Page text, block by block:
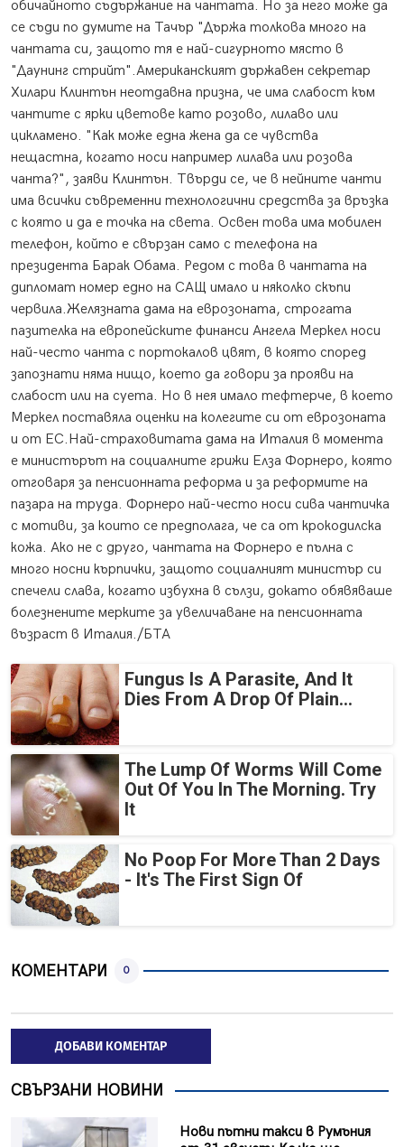
обичайното съдържание на чантата. Но за него може да
се съди по думите на Тачър "Държа толкова много на
чантата си, защото тя е най-сигурното място в
"Даунинг стрийт".Американският държавен секретар
Хилари Клинтън неотдавна призна, че има слабост към
чантите с ярки цветове като розово, лилаво или
цикламено. "Как може една жена да се чувства
нещастна, когато носи например лилава или розова
чанта?", заяви Клинтън. Твърди се, че в нейните чанти
има всички съвременни технологични средства за връзка
с която и да е точка на света. Освен това има мобилен
телефон, който е свързан само с телефона на
президента Барак Обама. Редом с това в чантата на
дипломат номер едно на САЩ имало и няколко скъпи
червила.Желязната дама на еврозоната, строгата
пазителка на европейските финанси Ангела Меркел носи
най-често чанта с портокалов цвят, в която според
запознати няма нищо, което да говори за прояви на
слабост или на суета. Но в нея имало тефтерче, в което
Меркел поставяла оценки на колегите си от еврозоната
и от ЕС.Най-страховитата дама на Италия в момента
е министърът на социалните грижи Елза Форнеро, която
отговаря за пенсионната реформа и за реформите на
пазара на труда. Форнеро най-често носи сива чантичка
с мотиви, за които се предполага, че са от крокодилска
кожа. Ако не с друго, чантата на Форнеро е пълна с
много носни кърпички, защото социалният министър си
спечели слава, когато избухна в сълзи, докато обявяваше
болезнените мерките за увеличаване на пенсионната
възраст в Италия./БТА
Fungus Is A Parasite, And It
Dies From A Drop Of Plain...
The Lump Of Worms Will Come
Out Of You In The Morning. Try
It
No Poop For More Than 2 Days
- It's The First Sign Of
КОМЕНТАРИ 0
ДОБАВИ КОМЕНТАР
СВЪРЗАНИ НОВИНИ
Нови пътни такси в Румъния